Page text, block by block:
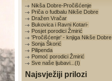
Nikša Dobre-Pročišćenje
Priča o fudbalu Nikše Dobre
Dražen Vračar
Bukovica i Ravni Kotari-
Posjet porodici Žmirić
'Pročišćenje' - knjiga Nikše Dobre
Sonja Škorić
Pilipenda
Pomoć porodici Žmirić
Sve naše ljubavi...(I)
Najsvježiji prilozi